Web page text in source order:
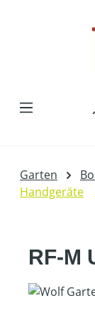
Garten
Handgeräte
RF-M